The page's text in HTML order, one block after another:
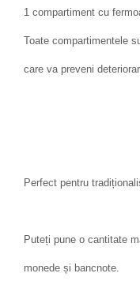
1 compartiment cu
Toate compartimentele
care va preveni
Perfect pentru
Puteți pune o cantitate
monede și bancnote.